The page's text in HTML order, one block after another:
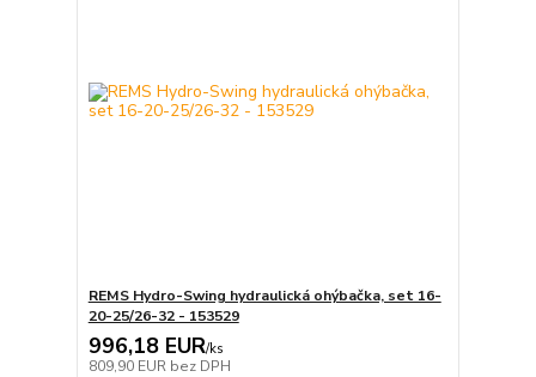
REMS Hydro-Swing hydraulická ohýbačka, set 16-
20-25/26-32 - 153529
996,18 EUR/ks
809,90 EUR bez DPH